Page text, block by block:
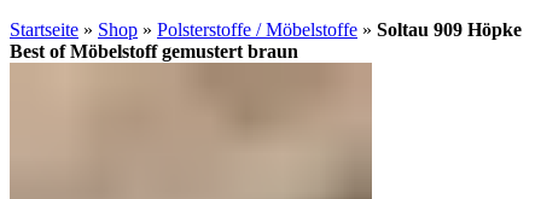
Startseite » Shop » Polsterstoffe / Möbelstoffe » Soltau 909 Höpke
Best of Möbelstoff gemustert braun